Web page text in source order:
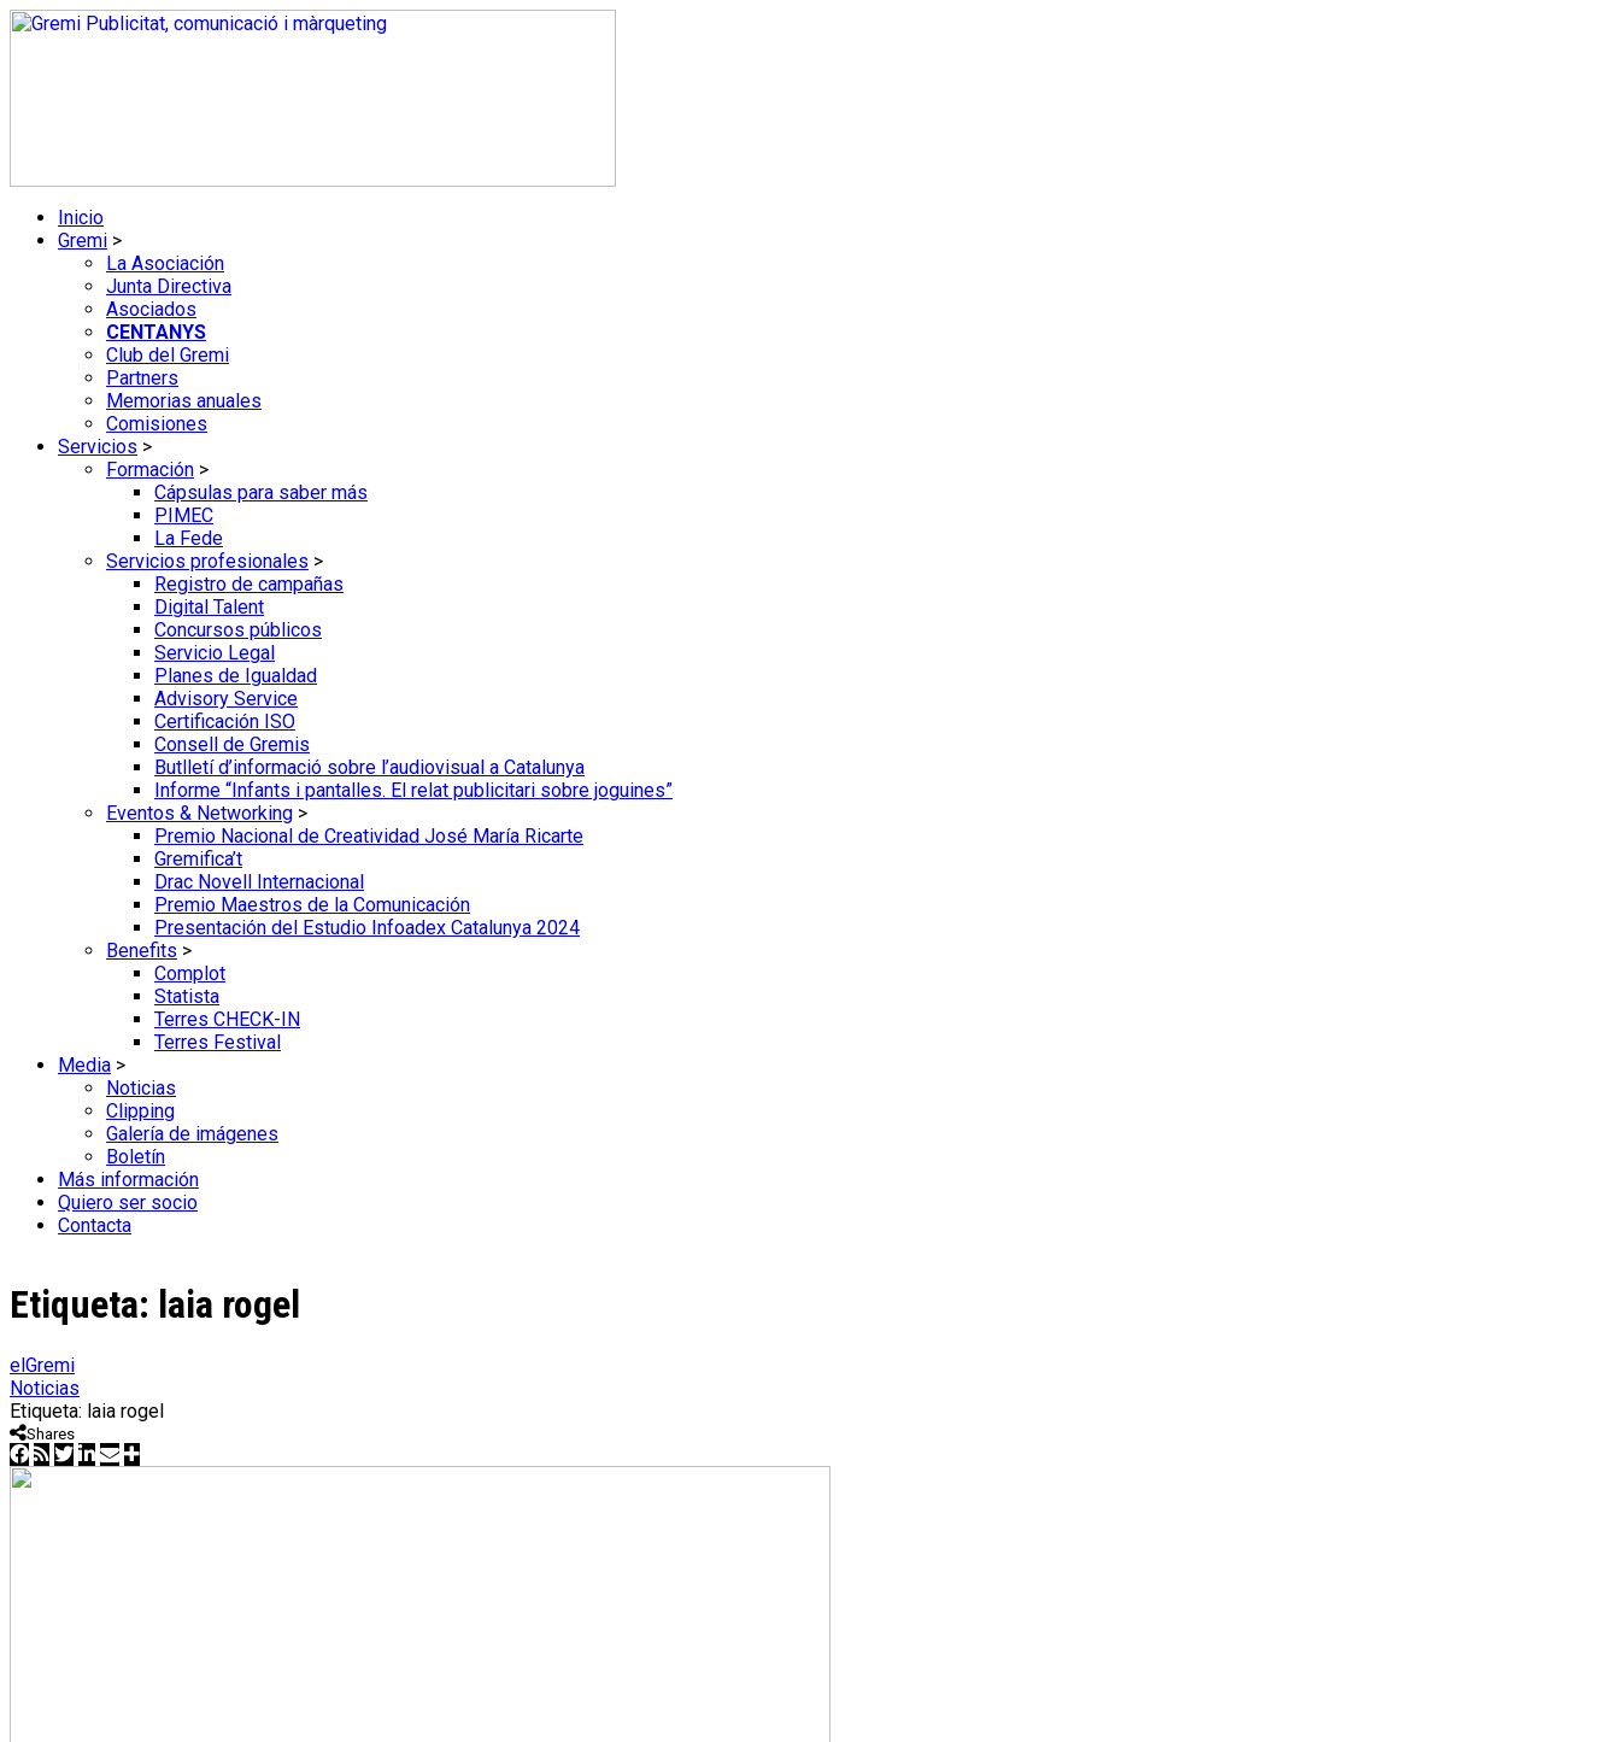
Ir
Inicio
Gremi >
La Asociación
Junta Directiva
Asociados
CENTANYS
Club del Gremi
Partners
Memorias anuales
Comisiones
Servicios >
Formación >
Cápsulas para saber más
PIMEC
La Fede
Servicios profesionales >
Registro de campañas
Digital Talent
Concursos públicos
Servicio Legal
Planes de Igualdad
Advisory Service
Certificación ISO
Consell de Gremis
Butlletí d’informació sobre l’audiovisual a Catalunya
Informe “Infants i pantalles. El relat publicitari sobre joguines”
Eventos & Networking >
Premio Nacional de Creatividad José María Ricarte
Gremifica’t
Drac Novell Internacional
Premio Maestros de la Comunicación
Presentación del Estudio Infoadex Catalunya 2024
Benefits >
Complot
Statista
Terres CHECK-IN
Terres Festival
Media >
Noticias
Clipping
Galería de imágenes
Boletín
Más información
Quiero ser socio
Contacta
Etiqueta: laia rogel
elGremi
Noticias
Etiqueta: laia rogel
Shares